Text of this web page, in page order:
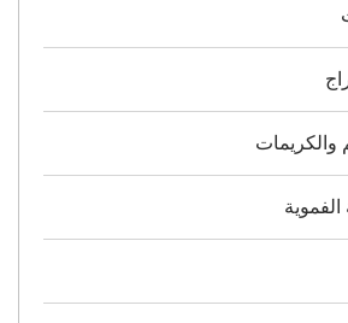
والكريمات